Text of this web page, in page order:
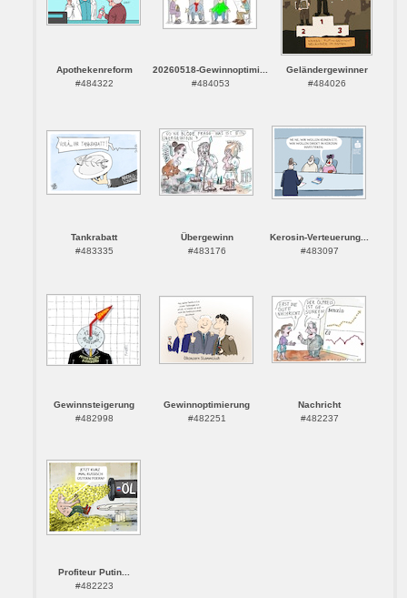
Apothekenreform
#484322
20260518-Gewinnoptimi...
#484053
Geländergewinner
#484026
Tankrabatt
#483335
Übergewinn
#483176
Kerosin-Verteuerung...
#483097
Gewinnsteigerung
#482998
Gewinnoptimierung
#482251
Nachricht
#482237
Profiteur Putin...
#482223